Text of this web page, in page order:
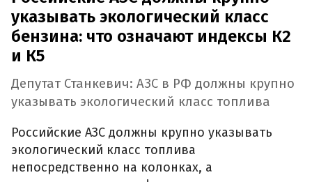
указывать экологический класс
бензина: что означают индексы К2
и К5
Депутат Станкевич: АЗС в РФ должны крупно
указывать экологический класс топлива
Российские АЗС должны крупно указывать
экологический класс топлива
непосредственно на колонках, а